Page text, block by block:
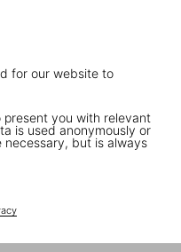
for our website to
present you with relevant
is used anonymously or
necessary, but is always
No. 376–